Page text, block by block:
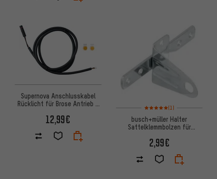
Supernova Anschlusskabel
Rücklicht für Brose Antrieb 3
12,99€
Bewertungen: 5 von 5
(1)
busch+müller Halter
Sattelklemmbolzen für
2,99€